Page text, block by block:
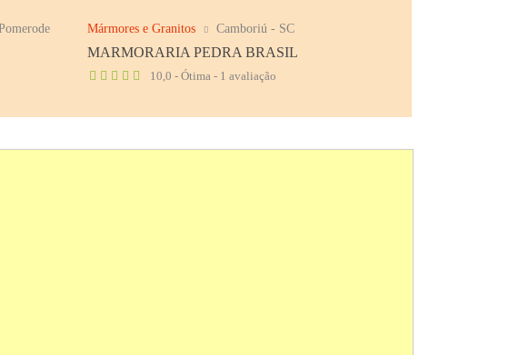
Mármores e Granitos Camboriú - SC
MARMORARIA PEDRA BRASIL
10,0 - Ótima - 1 avaliação